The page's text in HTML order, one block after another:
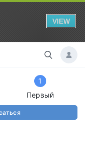
VIEW
1
Первый